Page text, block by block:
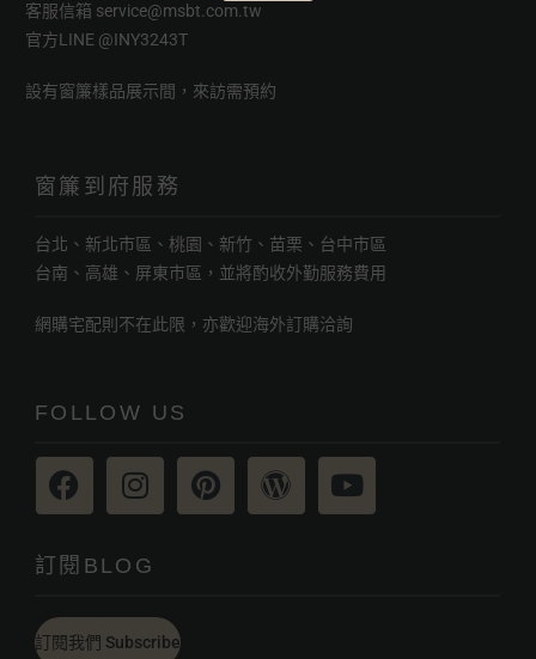
客服信箱 service@msbt.com.tw
官方LINE @INY3243T
設有窗簾樣品展示間，來訪需預約
窗簾到府服務
台北、新北市區、桃園、新竹、苗栗、台中市區
台南、高雄、屏東市區，並將酌收外勤服務費用
網購宅配則不在此限，亦歡迎海外訂購洽詢
FOLLOW US
訂閱BLOG
訂閱我們 Subscribe